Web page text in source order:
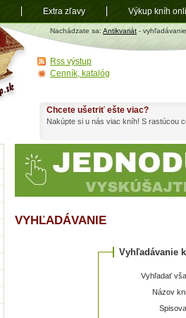
Antikvariát
shop.sk
Nachádzate sa: Antikvariát - vyhľadávanie
VYHĽADÁVANIE
Vyhľadávanie
Vyhľadať
Názov
Chcete ušetriť ešte viac?
Nakúpte si u nás viac kníh! S rastúcou
Rss výstup
Cenník, katalóg
Extra zľavy Výkup kníh